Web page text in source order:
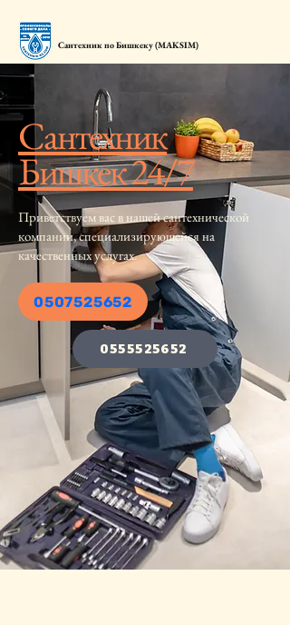
Сантехник по Бишкеку (MAKSIM)
​Сантехник
Бишкек 24/7
Приветствуем вас в нашей сантехнической
компании, специализирующейся на
качественных услугах.
0507525652
0555525652